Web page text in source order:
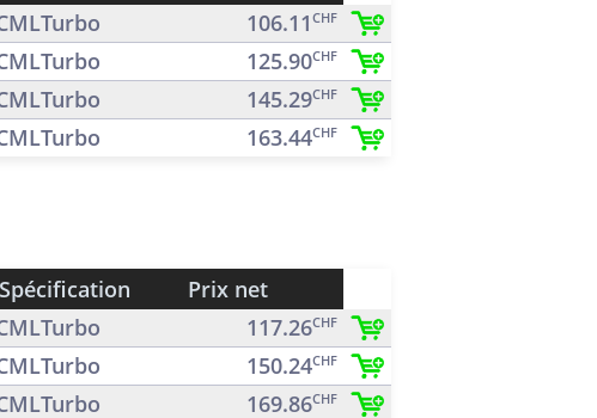
106.11 CHF
125.90CHF
145.29CHF
163.44CHF
Spécification
Prix net
117.26CHF
150.24CHF
169.86CHF